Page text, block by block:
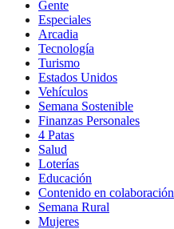
Gente
Especiales
Arcadia
Tecnología
Turismo
Estados Unidos
Vehículos
Semana Sostenible
Finanzas Personales
4 Patas
Salud
Loterías
Educación
Contenido en colaboración
Semana Rural
Mujeres